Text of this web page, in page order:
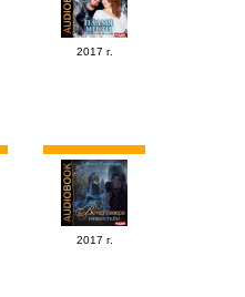
2017 г.
2017 г.